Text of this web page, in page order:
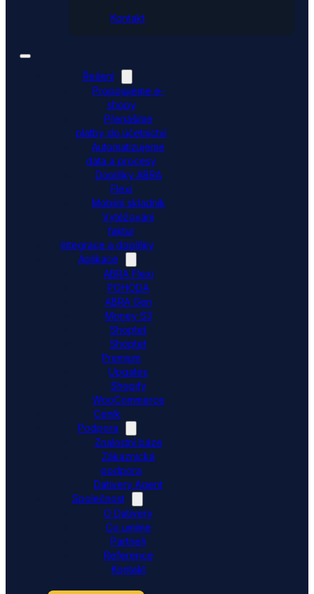
Kontakt
Řešení
Propojujeme e-
shopy
Přenášíme
platby do účetnictví
Automatizujeme
data a procesy
Doplňky ABRA
Flexi
Mobilní skladník
Vytěžování
faktur
Integrace a doplňky
Aplikace
ABRA Flexi
POHODA
ABRA Gen
Money S3
Shoptet
Shoptet
Premium
Upgates
Shopify
WooCommerce
Ceník
Podpora
Znalostní báze
Zákaznická
podpora
Dativery Agent
Společnost
O Dativery
Co umíme
Partneři
Reference
Kontakt